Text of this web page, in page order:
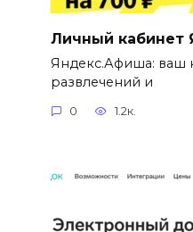
Личный кабинет
Яндекс.Афиша: ваш
развлечений и
0 1.2к.